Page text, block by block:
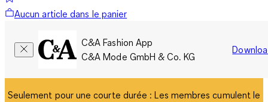
Aucun article dans le panier
C&A Fashion App
C&A Mode GmbH & Co. KG
Seulement pour une courte durée : Les membres cumulent le